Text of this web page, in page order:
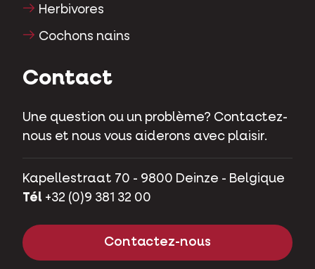
Herbivores
Cochons nains
Contact
Une question ou un problème? Contactez-
nous et nous vous aiderons avec plaisir.
Kapellestraat 70 - 9800 Deinze - Belgique
Tél +32 (0)9 381 32 00
Contactez-nous